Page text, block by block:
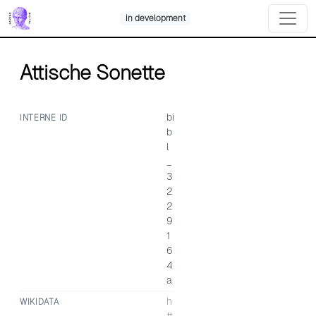
Skip
to
content
in development
Attische Sonette
INTERNE ID
bi
b
l
3
2
2
9
1
6
4
a
WIKIDATA
h